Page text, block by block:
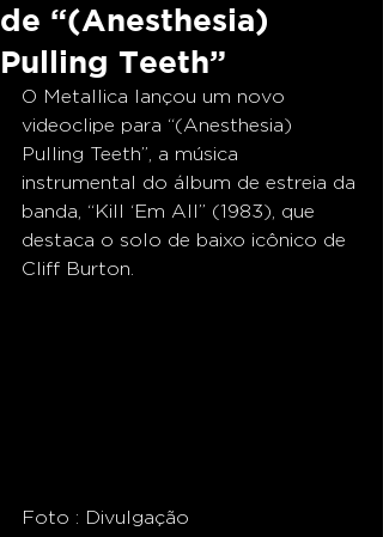
de “(Anesthesia)
Pulling Teeth”
O Metallica lançou um novo
videoclipe para “(Anesthesia)
Pulling Teeth”, a música
instrumental do álbum de estreia da
banda, “Kill ‘Em All” (1983), que
destaca o solo de baixo icônico de
Cliff Burton.
Foto : Divulgação